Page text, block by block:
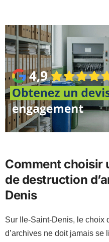
Comment choisir
de destruction
Denis
Sur Ile-Saint-Denis, le choix
d’archives ne doit jamais se